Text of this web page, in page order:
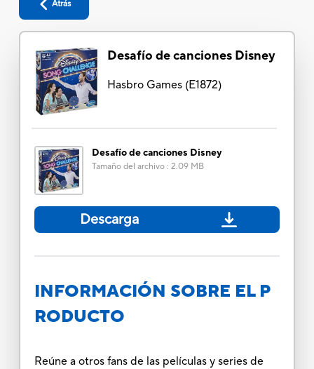
Atrás
Desafío de canciones Disney
Hasbro Games(E1872)
Desafío de canciones Disney
Tamaño del archivo: 2.09 MB
Descarga
INFORMACIÓN SOBRE EL P
RODUCTO
Reúne a otros fans de las películas y series de